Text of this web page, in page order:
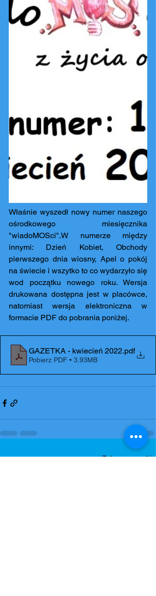
Właśnie wyszedł nowy numer naszego
ośrodkowego miesięcznika
"wiadoMOSci".W numerze między
innymi: Dzień Kobiet, Obchody
pierwszego dnia wiosny, Apel o pokój
na świecie i wszytko to co wydarzyło się
wod początku nowego roku. Wersja
drukowana dostępna jest w placówce,
natomiast wersja elektroniczna w
formacie PDF do pobrania poniżej.
GAZETKA - kwiecień 2022.pdf
Pobierz PDF • 3.93MB
Ostatnie posty Zobacz wszystkie